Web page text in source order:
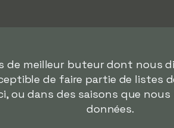
de meilleur buteur dont nous
de faire partie de listes
ou dans des saisons que
données.